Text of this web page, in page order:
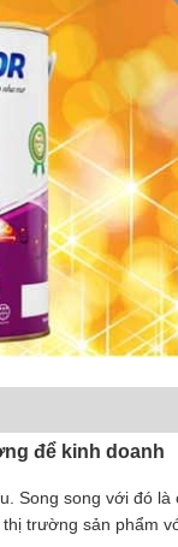
để kinh doanh
Song song với đó
trường sản phẩm